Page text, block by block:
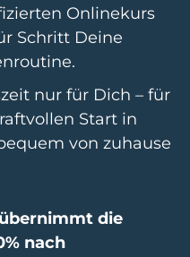
Onlinekurs
Schritt Deine
nur für Dich – für
Start in
von zuhause
die
nach